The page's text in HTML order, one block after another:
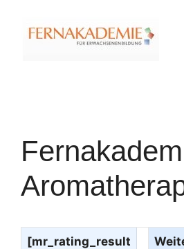
[mr_rating_result